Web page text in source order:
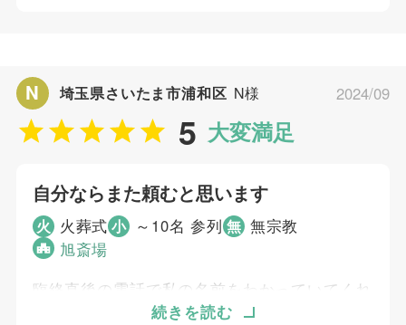
良いお別れの時間を過ごせました。
個別評価
事前相談
お迎え対応
打ち合わせの対応
ご葬儀当日の対応 5
アフターサポート
5 大変満足
N 埼玉県さいたま市浦和区 N様 2024/09
自分ならまた頼むと思います
火 火葬式小 ～10名 参列 無 無宗教
旭斎場
臨終直後の電話で私の名前をわかっていてくれ
たので安心できました。なるべく簡素に、メイ
続きを読む